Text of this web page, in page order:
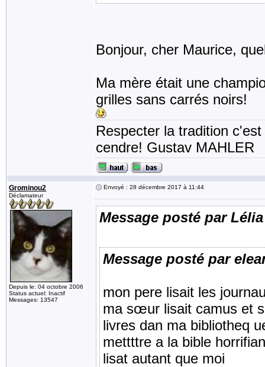
Bonjour, cher Maurice,
Ma mère était une
grilles sans carrés noirs!
Respecter la tradition
cendre! Gustav MAHLER
Grominou2
Déclamateur
Depuis le: 04 octobre 2006
Status actuel: Inactif
Messages: 13547
Envoyé : 28 décembre 2017 à 11:44
Message posté par Lélia
Message posté par
mon pere lisait les
ma sœur lisait camus et
livres dan ma bibliotheq
mettttre a la bible
lisat autant que moi